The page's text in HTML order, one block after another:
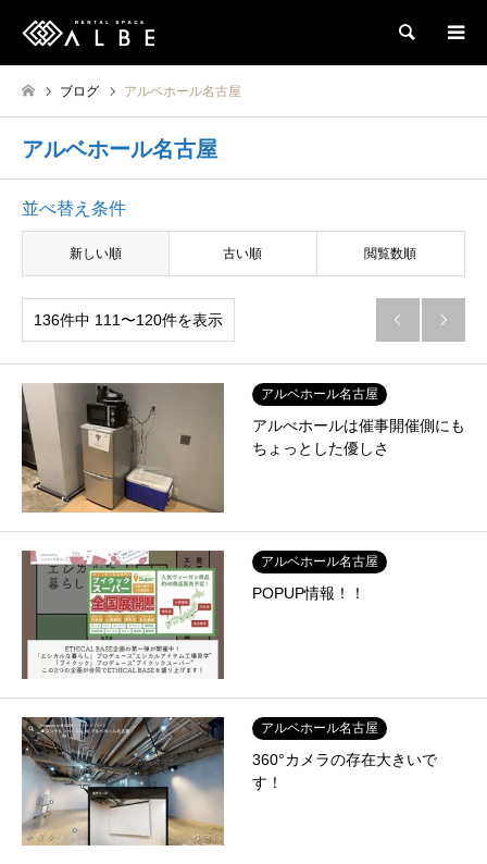
検索
ブログ アルベホール名古屋
アルベホール名古屋
並べ替え条件
新しい順 古い順 閲覧数順
136件中 111〜120件を表示  
アルベホール名古屋
アルべホールは催事開催側にも
ちょっとした優しさ
アルベホール名古屋
POPUP情報！！
アルベホール名古屋
360°カメラの存在大きいで
す！